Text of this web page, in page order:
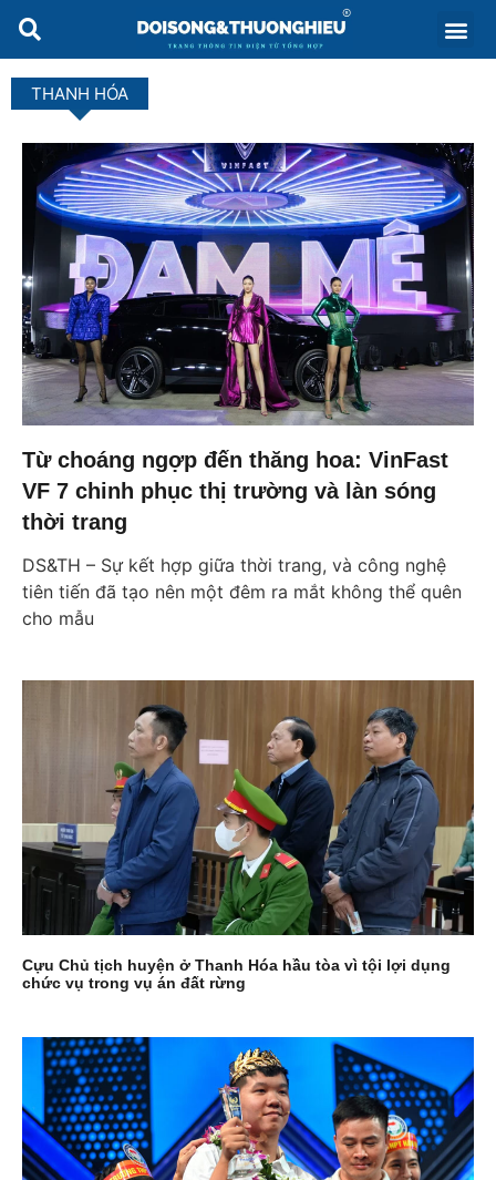
THANH HÓA
Từ choáng ngợp đến thăng hoa: VinFast
VF 7 chinh phục thị trường và làn sóng
thời trang
DS&TH – Sự kết hợp giữa thời trang, và công nghệ
tiên tiến đã tạo nên một đêm ra mắt không thể quên
cho mẫu
Cựu Chủ tịch huyện ở Thanh Hóa hầu tòa vì tội lợi dụng
chức vụ trong vụ án đất rừng